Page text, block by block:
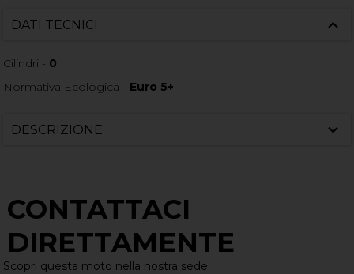
DATI TECNICI
Cilindri - 0
Normativa Ecologica - Euro 5+
DESCRIZIONE
CONTATTACI
DIRETTAMENTE
Scopri questa moto nella nostra sede: